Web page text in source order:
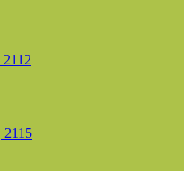
2115